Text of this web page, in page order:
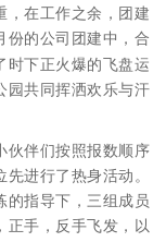
，在工作之余，团建
份的公司团建中，合
时下正火爆的飞盘运
园共同挥洒欢乐与汗
伙伴们按照报数顺序
进行了热身活动。
的指导下，三组成员
正手，反手飞发，以